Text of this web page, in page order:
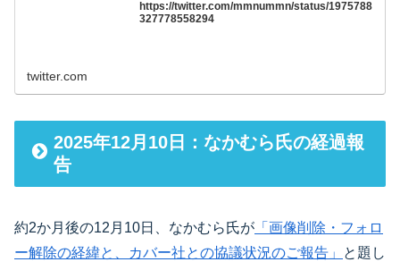
https://twitter.com/mmnummn/status/1975788
327778558294
twitter.com
2025年12月10日：なかむら氏の経過報
告
約2か月後の12月10日、なかむら氏が 「画像削除・フォロ
ー解除の経緯と、カバー社との協議状況のご報告」
と題し